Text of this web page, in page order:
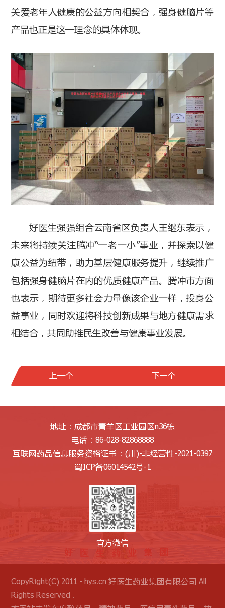
关爱老年人健康的公益方向相契合，强身健脑片等
产品也正是这一理念的具体体现。
好医生强强组合云南省区负责人王继东表示，
未来将持续关注腾冲“一老一小”事业，并探索以健
康公益为纽带，助力基层健康服务提升，继续推广
包括强身健脑片在内的优质健康产品。腾冲市方面
也表示，期待更多社会力量像该企业一样，投身公
益事业，同时欢迎将科技创新成果与地方健康需求
相结合，共同助推民生改善与健康事业发展。
上一个 下一个
地址：成都市青羊区工业园区n36栋
电话：86-028-82868888
互联网药品信息服务资格证书： (川)-非经营性-2021-0397
蜀ICP备06014542号-1
官方微信
CopyRight(C) 2011 - hys.cn 好医生药业集团有限公司 All
Rights Reserved .